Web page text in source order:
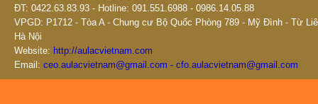
ĐT: 0422.63.83.93 - Hotline: 091.551.6988 - 0986.14.05.88
VPGD: P1712 - Tòa A - Chung cư Bộ Quốc Phòng 789 - Mỹ Đình - Từ
Hà Nội
Website: http://aulacvietnam.com
Email: ceo.aulacvietnam@gmail.com - cfo.aulacvietnam@gmail.com